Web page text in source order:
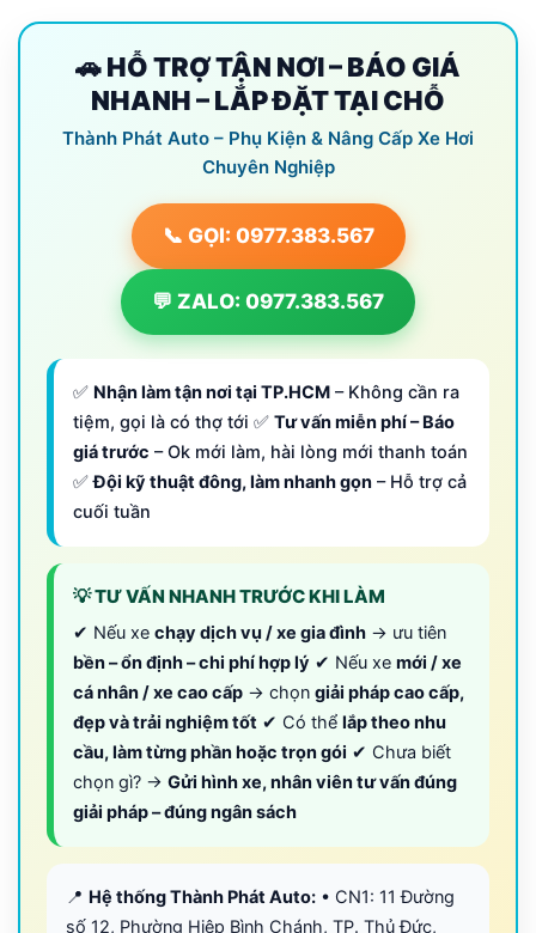
🚗 HỖ TRỢ TẬN NƠI – BÁO GIÁ
NHANH – LẮP ĐẶT TẠI CHỖ
Thành Phát Auto – Phụ Kiện & Nâng Cấp Xe Hơi
Chuyên Nghiệp
📞 GỌI: 0977.383.567
💬 ZALO: 0977.383.567
✅ Nhận làm tận nơi tại TP.HCM – Không cần ra
tiệm, gọi là có thợ tới ✅ Tư vấn miễn phí – Báo
giá trước – Ok mới làm, hài lòng mới thanh toán
✅Đội kỹ thuật đông, làm nhanh gọn – Hỗ trợ cả
cuối tuần
💡 TƯ VẤN NHANH TRƯỚC KHI LÀM
✔ Nếu xe chạy dịch vụ / xe gia đình → ưu tiên
bền – ổn định – chi phí hợp lý ✔ Nếu xe mới / xe
cá nhân / xe cao cấp → chọn giải pháp cao cấp,
đẹp và trải nghiệm tốt ✔ Có thể lắp theo nhu
cầu, làm từng phần hoặc trọn gói ✔ Chưa biết
chọn gì? → Gửi hình xe, nhân viên tư vấn đúng
giải pháp – đúng ngân sách
📍 Hệ thống Thành Phát Auto: • CN1: 11 Đường
số 12, Phường Hiệp Bình Chánh, TP. Thủ Đức,